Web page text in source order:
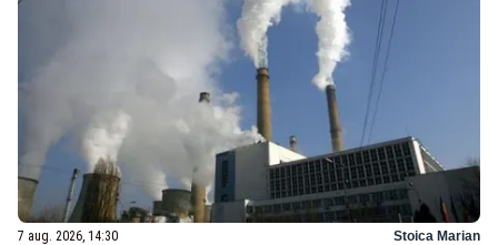
7 aug. 2026, 14:30 Stoica Marian